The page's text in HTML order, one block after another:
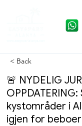
< Back
🚨 NYDELIG
kystområder i
igjen for